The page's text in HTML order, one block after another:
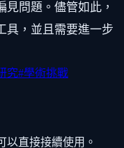
問題。儘管如此，
具，並且需要進一步
究#學術挑戰
以直接接續使用。